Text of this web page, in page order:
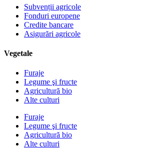
Subvenții agricole
Fonduri europene
Credite bancare
Asigurări agricole
Vegetale
Furaje
Legume şi fructe
Agricultură bio
Alte culturi
Furaje
Legume şi fructe
Agricultură bio
Alte culturi